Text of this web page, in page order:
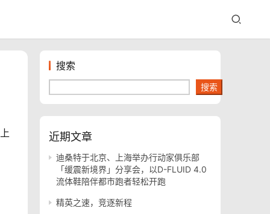
搜索
搜索
近期文章
迪桑特于北京、上海举办行动家俱乐部
「缓震新境界」分享会，以D-FLUID 4.0
流体鞋陪伴都市跑者轻松开跑
精英之速，竞逐新程